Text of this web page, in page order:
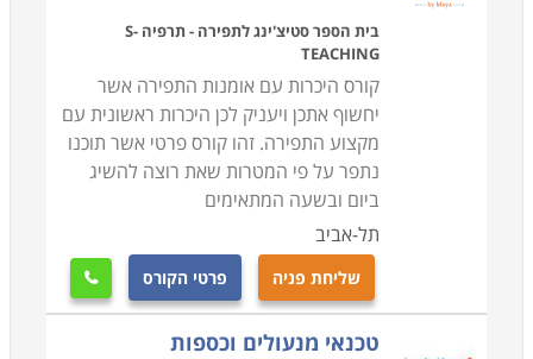
בית הספר סטיצ'ינג לתפירה - תרפיה S-
TEACHING
קורס היכרות עם אומנות התפירה אשר
יחשוף אתכן ויעניק לכן היכרות ראשונית עם
מקצוע התפירה. זהו קורס פרטי אשר תוכנו
נתפר על פי המטרות שאת רוצה להשיג
ביום ובשעה המתאימים
תל-אביב
שליחת פניה פרטי הקורס 
טכנאי מנעולים וכספות